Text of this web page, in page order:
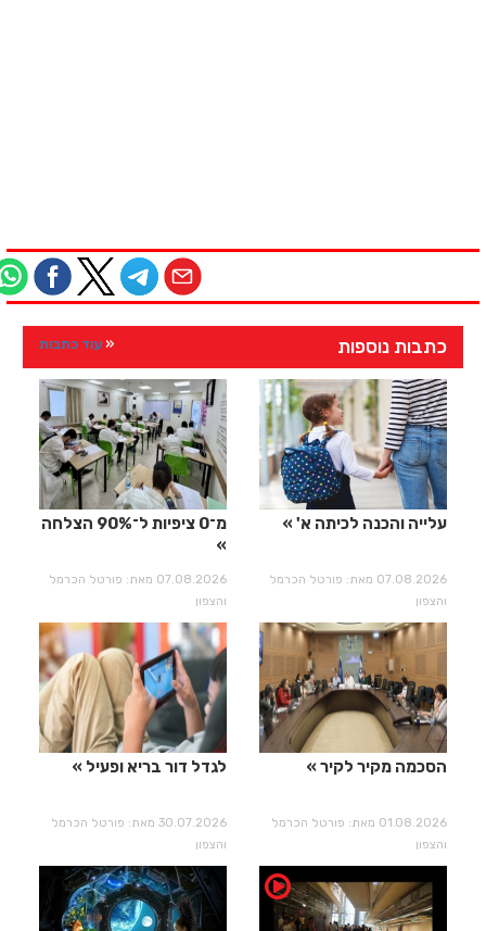
כתבות נוספות עוד כתבות
עלייה והכנה לכיתה א'
07.08.2026 מאת: פורטל הכרמל
והצפון
מ־0 ציפיות ל־90% הצלחה
07.08.2026 מאת: פורטל הכרמל
והצפון
הסכמה מקיר לקיר
01.08.2026 מאת: פורטל הכרמל
והצפון
לגדל דור בריא ופעיל
30.07.2026 מאת: פורטל הכרמל
והצפון